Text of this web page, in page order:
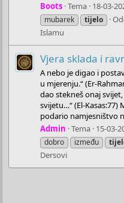
Boots Tema 18-03-
mubarek
tijelo
Islamu
Vjera sklada i
A nebo je digao i
u mjerenju.“ (Er-
dao stekneš onaj
svijetu…“ (El-
podario namjesništvo
Admin Tema 15-03-
dobro
između
Dersovi